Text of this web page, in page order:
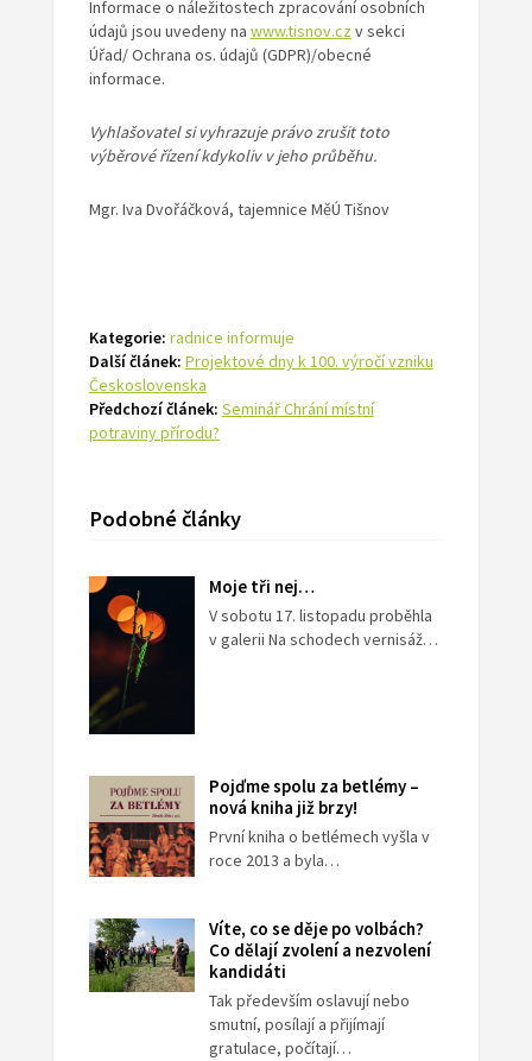
Informace o náležitostech zpracování osobních
údajů jsou uvedeny na www.tisnov.czv sekci
Úřad/ Ochrana os. údajů (GDPR)/obecné
informace.
Vyhlašovatel si vyhrazuje právo zrušit toto
výběrové řízení kdykoliv v jeho průběhu.
Mgr. Iva Dvořáčková, tajemnice MěÚ Tišnov
Kategorie: radnice informuje
Další článek: Projektové dny k 100. výročí vzniku
Československa
Předchozí článek: Seminář Chrání místní
potraviny přírodu?
Podobné články
Moje tři nej…
V sobotu 17. listopadu proběhla
v galerii Na schodech vernisáž…
Pojďme spolu za betlémy –
nová kniha již brzy!
První kniha o betlémech vyšla v
roce 2013 a byla…
Víte, co se děje po volbách?
Co dělají zvolení a nezvolení
kandidáti
Tak především oslavují nebo
smutní, posílají a přijímají
gratulace, počítají…